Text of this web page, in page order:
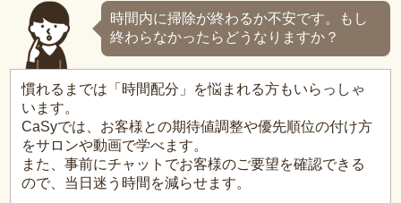
時間内に掃除が終わるか不安です。もし
終わらなかったらどうなりますか？
慣れるまでは「時間配分」を悩まれる方もいらっしゃ
います。
CaSyでは、お客様との期待値調整や優先順位の付け方
をサロンや動画で学べます。
また、事前にチャットでお客様のご要望を確認できる
ので、当日迷う時間を減らせます。